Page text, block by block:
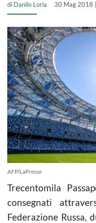
di Danilo Loria 30 Mag 2018
AFP/LaPresse
Trecentomila
consegnati
Federazione Russa,